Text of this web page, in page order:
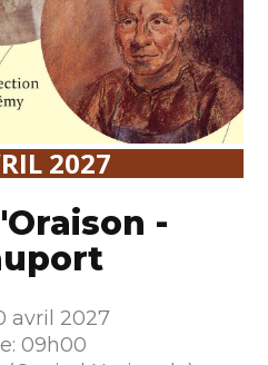
2027
-
avril 2027
09h00